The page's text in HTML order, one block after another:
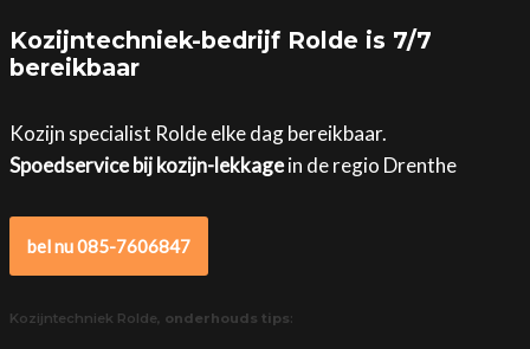
Kozijntechniek-bedrijf Rolde is 7/7
bereikbaar
Kozijn specialist Rolde elke dag bereikbaar.
Spoedservice bij kozijn-lekkagein de regio Drenthe
bel nu 085-7606847
Kozijntechniek Rolde, onderhouds tips: